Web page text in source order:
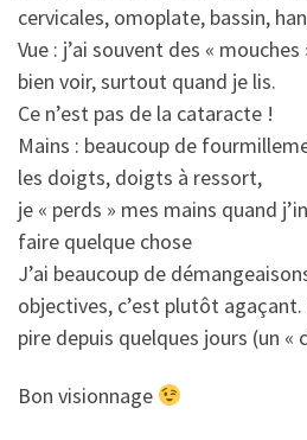
cervicales, omoplate, bassin,
Vue : j’ai souvent des «
bien voir, surtout quand je lis.
Ce n’est pas de la cataracte !
Mains : beaucoup de
les doigts, doigts à ressort,
je « perds » mes mains quand
faire quelque chose
J’ai beaucoup de
objectives, c’est plutôt agaçant.
pire depuis quelques jours (un «
Bon visionnage